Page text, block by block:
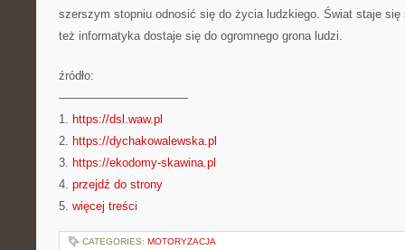
szerszym stopniu odnosić się do życia ludzkiego. Świat staje się
też informatyka dostaje się do ogromnego grona ludzi.
źródło:
———————————
1. https://dsl.waw.pl
2. https://dychakowalewska.pl
3. https://ekodomy-skawina.pl
4. przejdź do strony
5. więcej treści
CATEGORIES: MOTORYZACJA